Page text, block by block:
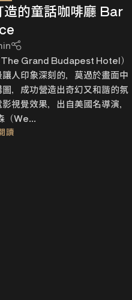
的童話咖啡廳 Bar
Grand Budapest Hotel）
人印象深刻的，莫過於畫面中
，成功營造出奇幻又和諧的氛
視覺效果，出自美國名導演，
（We...
讀